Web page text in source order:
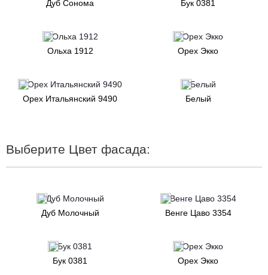
Дуб Сонома Бук 0381
Ольха 1912 Орех Экко
Орех Итальянский 9490 Белый
Выберите Цвет фасада:
Дуб Молочный Венге Цаво 3354
Бук 0381 Орех Экко